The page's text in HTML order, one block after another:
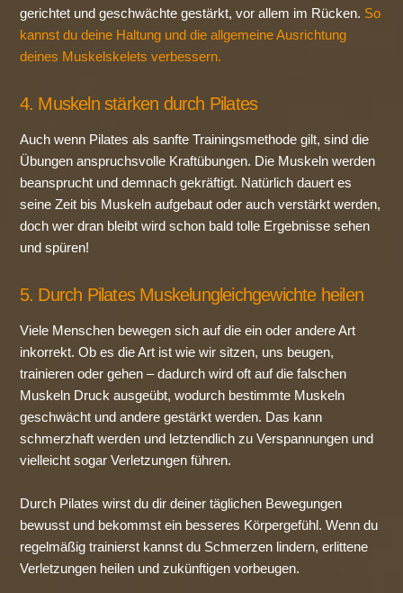
gerichtet und geschwächte gestärkt, vor allem im Rücken. So
kannst du deine Haltung und die allgemeine Ausrichtung
deines Muskelskelets verbessern.
4. Muskeln stärken durch Pilates
Auch wenn Pilates als sanfte Trainingsmethode gilt, sind die
Übungen anspruchsvolle Kraftübungen. Die Muskeln werden
beansprucht und demnach gekräftigt. Natürlich dauert es
seine Zeit bis Muskeln aufgebaut oder auch verstärkt werden,
doch wer dran bleibt wird schon bald tolle Ergebnisse sehen
und spüren!
5. Durch Pilates Muskelungleichgewichte heilen
Viele Menschen bewegen sich auf die ein oder andere Art
inkorrekt. Ob es die Art ist wie wir sitzen, uns beugen,
trainieren oder gehen – dadurch wird oft auf die falschen
Muskeln Druck ausgeübt, wodurch bestimmte Muskeln
geschwächt und andere gestärkt werden. Das kann
schmerzhaft werden und letztendlich zu Verspannungen und
vielleicht sogar Verletzungen führen.
Durch Pilates wirst du dir deiner täglichen Bewegungen
bewusst und bekommst ein besseres Körpergefühl. Wenn du
regelmäßig trainierst kannst du Schmerzen lindern, erlittene
Verletzungen heilen und zukünftigen vorbeugen.